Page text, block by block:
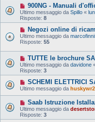
900NG - Manuali
Ultimo messaggio da Spillo «
Risposte: 8
Negozi online di
Ultimo messaggio da
Risposte: 55
TUTTE le brochure
Ultimo messaggio da davidone
Risposte: 3
SCHEMI ELETTRICI
Ultimo messaggio da
Saab Istruzione
Ultimo messaggio da
Risposte: 3